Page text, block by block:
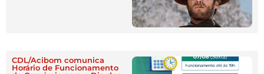
CDL/Acibom comunica
Horário de Funcionamento